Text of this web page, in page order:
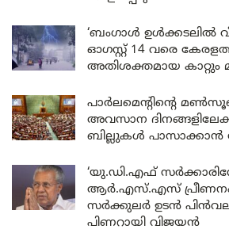
‘ബംഗാൾ ഉൾക്കടലിൽ
ഓഗസ്റ്റ് 14 വരെ
അതിശക്തമായ കാറ്റും
പാർലമെന്റിന്റെ
അവസാന
ബില്ലുകൾ പാസാക്കാൻ
‘യു.ഡി.എഫ്
ആർ.എസ്.എസ് പ്രീണനം’
സർക്കുലർ ഉടൻ
പിണറായി വിജയൻ